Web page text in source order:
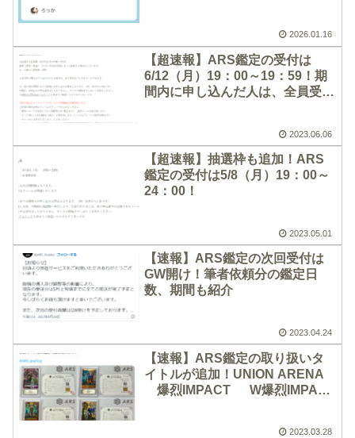
2026.01.16
【超速報】ARS鑑定の受付は
6/12（月）19：00～19：59！期
間内に申し込んだ人は、全員受付
2023.06.06
【超速報】抽選枠も追加！ARS
鑑定の受付は5/8（月）19：00～
24：00！
2023.05.01
【速報】ARS鑑定の次回受付は
GW開け！筆者依頼分の鑑定日
数、期間も紹介
2023.04.24
【速報】ARS鑑定の取り扱いタ
イトルが追加！UNION ARENA
爆烈IMPACT W爆烈IMPACT
2023.03.28